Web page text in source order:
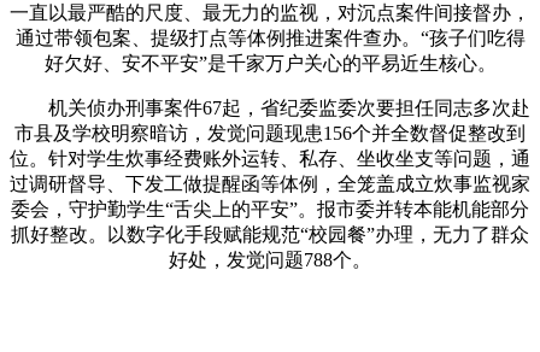
一直以最严酷的尺度、最无力的监视，对沉点案件间接督办，
通过带领包案、提级打点等体例推进案件查办。“孩子们吃得
好欠好、安不平安”是千家万户关心的平易近生核心。
机关侦办刑事案件67起，省纪委监委次要担任同志多次赴
市县及学校明察暗访，发觉问题现患156个并全数督促整改到
位。针对学生炊事经费账外运转、私存、坐收坐支等问题，通
过调研督导、下发工做提醒函等体例，全笼盖成立炊事监视家
委会，守护勤学生“舌尖上的平安”。报市委并转本能机能部分
抓好整改。以数字化手段赋能规范“校园餐”办理，无力了群众
好处，发觉问题788个。